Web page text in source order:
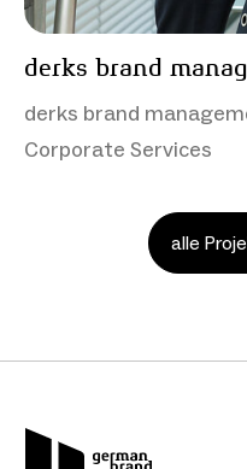
derks brand
derks brand
Corporate Services
alle